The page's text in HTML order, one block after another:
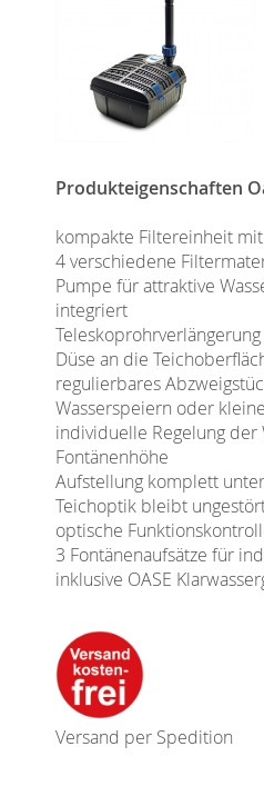
Produkteigenschaften
kompakte Filtereinheit
4 verschiedene
Pumpe für attraktive
integriert
Düse an die
regulierbares
Wasserspeiern oder
individuelle Regelung der
Fontänenhöhe
Aufstellung komplett
Teichoptik bleibt
optische
3 Fontänenaufsätze für
inklusive OASE
Versand per Spedition